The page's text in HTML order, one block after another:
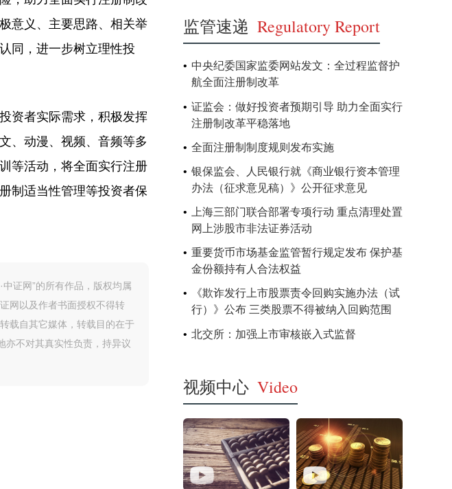
意义、主要思路、相关举
同，进一步树立理性投
资者实际需求，积极发挥
、动漫、视频、音频等多
等活动，将全面实行注册
制适当性管理等投资者保
证网”的所有作品，版权均属
网以及作者书面授权不得转
载自其它媒体，转载目的在于
亦不对其真实性负责，持异议
监管速递 Regulatory Report
中央纪委国家监委网站发文：全过程监督护
航全面注册制改革
证监会：做好投资者预期引导 助力全面实行
注册制改革平稳落地
全面注册制制度规则发布实施
银保监会、人民银行就《商业银行资本管理
办法（征求意见稿）》公开征求意见
上海三部门联合部署专项行动 重点清理处置
网上涉股市非法证券活动
重要货币市场基金监管暂行规定发布 保护基
金份额持有人合法权益
《欺诈发行上市股票责令回购实施办法（试
行）》公布 三类股票不得被纳入回购范围
北交所：加强上市审核嵌入式监督
视频中心 Video